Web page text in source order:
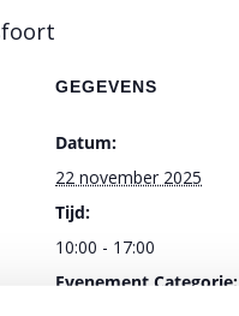
GEGEVENS
Datum:
22 november 2025
Tijd:
10:00 - 17:00
Evenement Categorie: